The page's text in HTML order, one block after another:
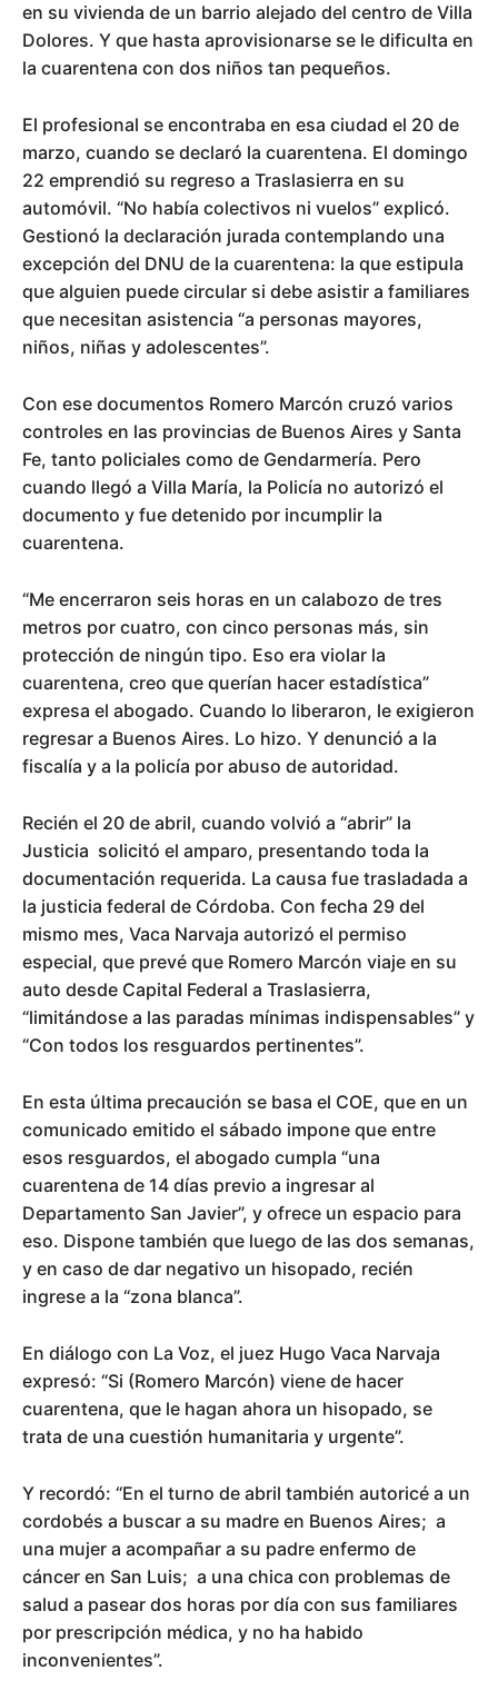
en su vivienda de un barrio alejado del centro de Villa
Dolores. Y que hasta aprovisionarse se le dificulta en
la cuarentena con dos niños tan pequeños.
El profesional se encontraba en esa ciudad el 20 de
marzo, cuando se declaró la cuarentena. El domingo
22 emprendió su regreso a Traslasierra en su
automóvil. “No había colectivos ni vuelos” explicó.
Gestionó la declaración jurada contemplando una
excepción del DNU de la cuarentena: la que estipula
que alguien puede circular si debe asistir a familiares
que necesitan asistencia “a personas mayores,
niños, niñas y adolescentes”.
Con ese documentos Romero Marcón cruzó varios
controles en las provincias de Buenos Aires y Santa
Fe, tanto policiales como de Gendarmería. Pero
cuando llegó a Villa María, la Policía no autorizó el
documento y fue detenido por incumplir la
cuarentena.
“Me encerraron seis horas en un calabozo de tres
metros por cuatro, con cinco personas más, sin
protección de ningún tipo. Eso era violar la
cuarentena, creo que querían hacer estadística”
expresa el abogado. Cuando lo liberaron, le exigieron
regresar a Buenos Aires. Lo hizo. Y denunció a la
fiscalía y a la policía por abuso de autoridad.
Recién el 20 de abril, cuando volvió a “abrir” la
Justicia solicitó el amparo, presentando toda la
documentación requerida. La causa fue trasladada a
la justicia federal de Córdoba. Con fecha 29 del
mismo mes, Vaca Narvaja autorizó el permiso
especial, que prevé que Romero Marcón viaje en su
auto desde Capital Federal a Traslasierra,
“limitándose a las paradas mínimas indispensables” y
“Con todos los resguardos pertinentes”.
En esta última precaución se basa el COE, que en un
comunicado emitido el sábado impone que entre
esos resguardos, el abogado cumpla “una
cuarentena de 14 días previo a ingresar al
Departamento San Javier”, y ofrece un espacio para
eso. Dispone también que luego de las dos semanas,
y en caso de dar negativo un hisopado, recién
ingrese a la “zona blanca”.
En diálogo con La Voz, el juez Hugo Vaca Narvaja
expresó: “Si (Romero Marcón) viene de hacer
cuarentena, que le hagan ahora un hisopado, se
trata de una cuestión humanitaria y urgente”.
Y recordó: “En el turno de abril también autoricé a un
cordobés a buscar a su madre en Buenos Aires; a
una mujer a acompañar a su padre enfermo de
cáncer en San Luis; a una chica con problemas de
salud a pasear dos horas por día con sus familiares
por prescripción médica, y no ha habido
inconvenientes”.